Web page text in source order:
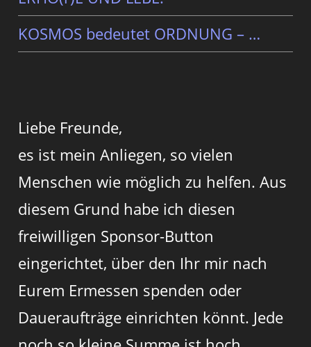
KOSMOS bedeutet ORDNUNG – …
Liebe Freunde,
es ist mein Anliegen, so vielen
Menschen wie möglich zu helfen. Aus
diesem Grund habe ich diesen
freiwilligen Sponsor-Button
eingerichtet, über den Ihr mir nach
Eurem Ermessen spenden oder
Daueraufträge einrichten könnt. Jede